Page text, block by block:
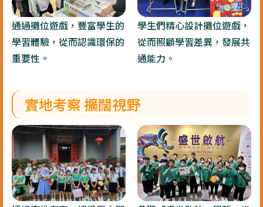
通過攤位遊戲，豐富學生的
學習體驗，從而認識環保的
重要性。
學生們精心設計攤位遊戲，
從而照顧學習差異，發展共
通能力。
實地考察 擴闊視野